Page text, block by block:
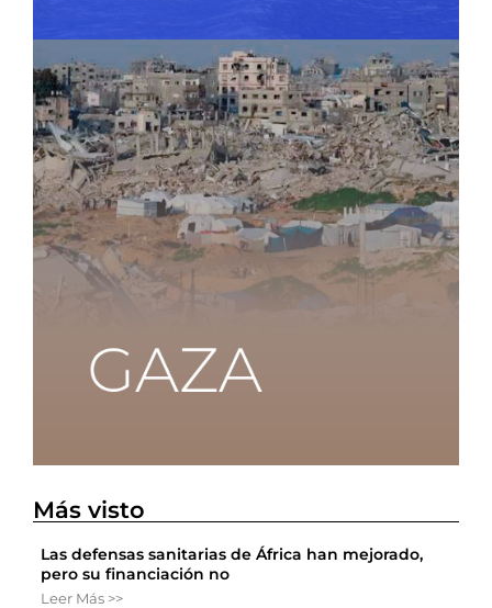
Más visto
Las defensas sanitarias de África han mejorado,
pero su financiación no
Leer Más >>